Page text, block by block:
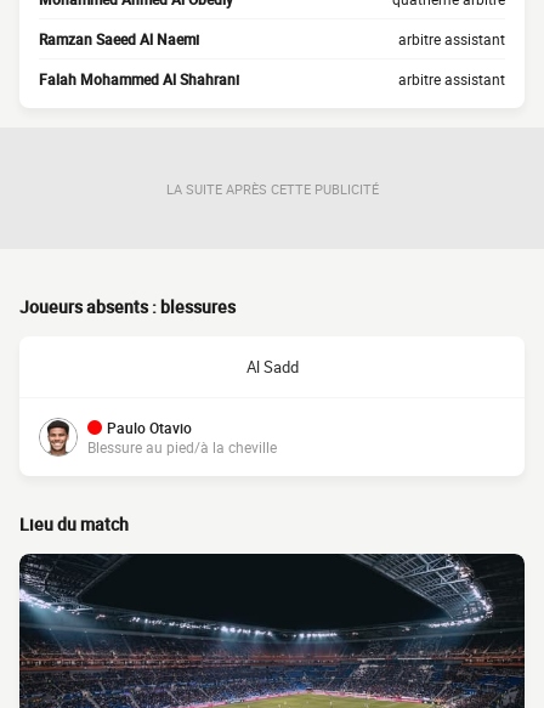
Ramzan Saeed Al Naemi arbitre assistant
Falah Mohammed Al Shahrani arbitre assistant
LA SUITE APRÈS CETTE PUBLICITÉ
Joueurs absents : blessures
Al Sadd
Paulo Otavio
Blessure au pied/à la cheville
Lieu du match